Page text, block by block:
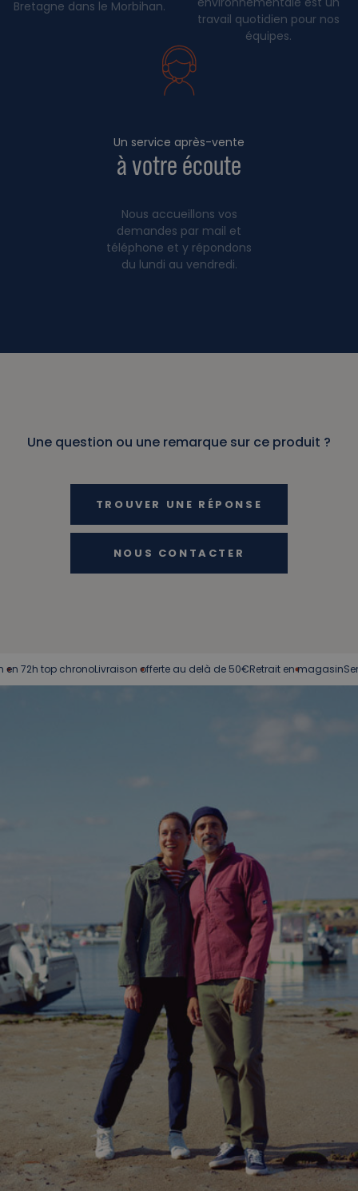
Bretagne dans le Morbihan.
travail quotidien pour nos
équipes.
Un service après-vente
à votre écoute
Nous accueillons vos
demandes par mail et
téléphone et y répondons
du lundi au vendredi.
Une question ou une remarque sur ce produit ?
TROUVER UNE RÉPONSE
NOUS CONTACTER
top chrono Livraison offerte au delà de 50€Retrait en magasinService